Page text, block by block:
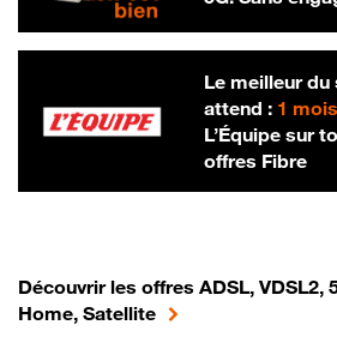
Le meilleur
attend : 1
L’Équipe sur
offres Fibre
Découvrir les offres ADSL, VDSL2,
Home, Satellite